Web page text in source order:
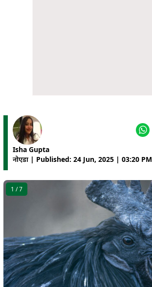
Isha Gupta
नोएडा | Published: 24 Jun, 2025 | 03:20 PM
1 / 7